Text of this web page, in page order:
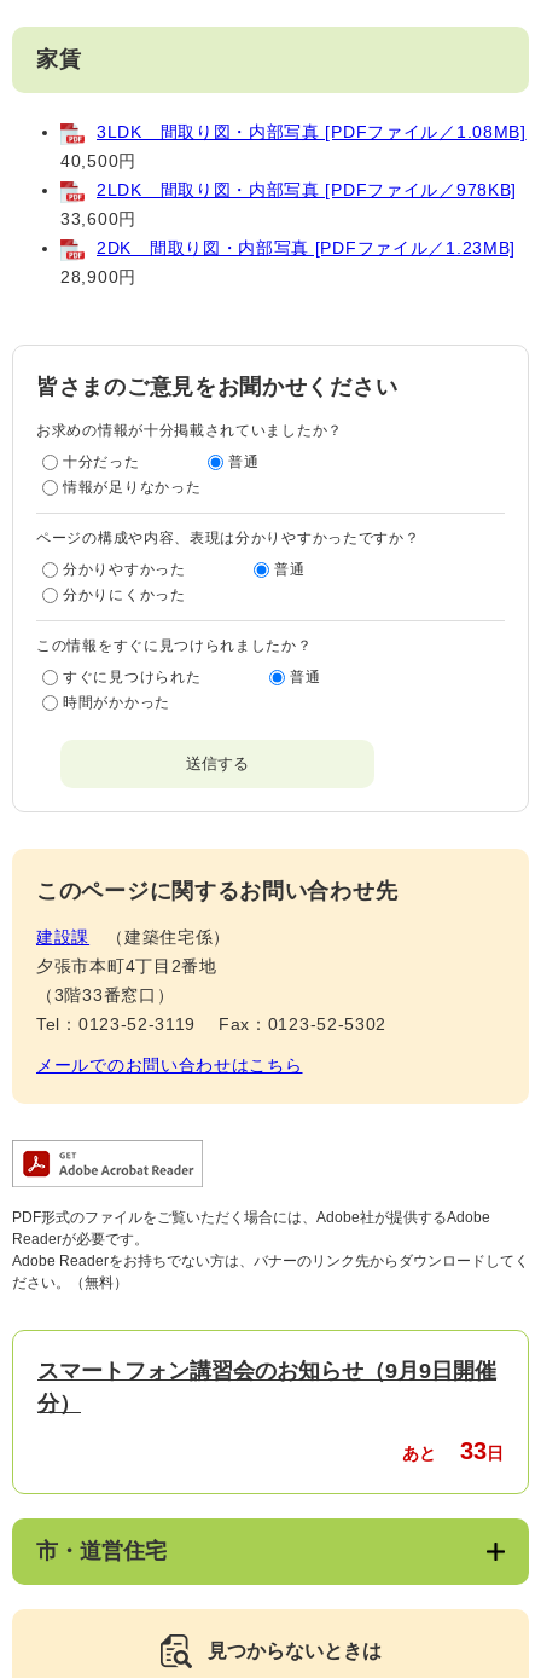
家賃
3LDK 間取り図・内部写真 [PDFファイル／1.08MB]
40,500円
2LDK 間取り図・内部写真 [PDFファイル／978KB]
33,600円
2DK 間取り図・内部写真 [PDFファイル／1.23MB]
28,900円
皆さまのご意見をお聞かせください
お求めの情報が十分掲載されていましたか？
十分だった
普通
情報が足りなかった
ページの構成や内容、表現は分かりやすかったですか？
分かりやすかった
普通
分かりにくかった
この情報をすぐに見つけられましたか？
すぐに見つけられた
普通
時間がかかった
このページに関するお問い合わせ先
建設課
建築住宅係
夕張市本町4丁目2番地
（3階33番窓口）
Tel：0123-52-3119
Fax：0123-52-5302
メールでのお問い合わせはこちら
PDF形式のファイルをご覧いただく場合には、Adobe社が提供するAdobe
Readerが必要です。
Adobe Readerをお持ちでない方は、バナーのリンク先からダウンロードしてく
ださい。（無料）
スマートフォン講習会のお知らせ（9月9日開催
分）
あと 33日
市・道営住宅
見つからないときは